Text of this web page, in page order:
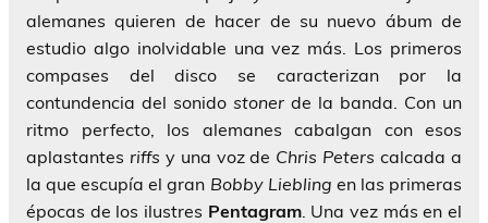
alemanes quieren de hacer de su nuevo ábum de
estudio algo inolvidable una vez más. Los primeros
compases del disco se caracterizan por la
contundencia del sonido stoner de la banda. Con un
ritmo perfecto, los alemanes cabalgan con esos
aplastantes riffs y una voz de Chris Peters calcada a
la que escupía el gran Bobby Liebling en las primeras
épocas de los ilustres Pentagram. Una vez más en el